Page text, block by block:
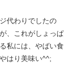
代わりでしたの
、これがしょっぱ
私には、やばい食
はり美味い^^;